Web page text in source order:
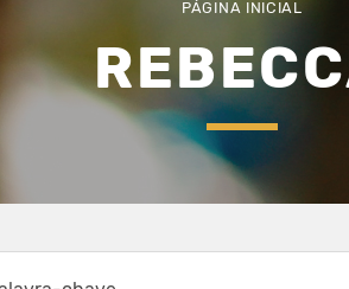
PÁGINA INICIAL